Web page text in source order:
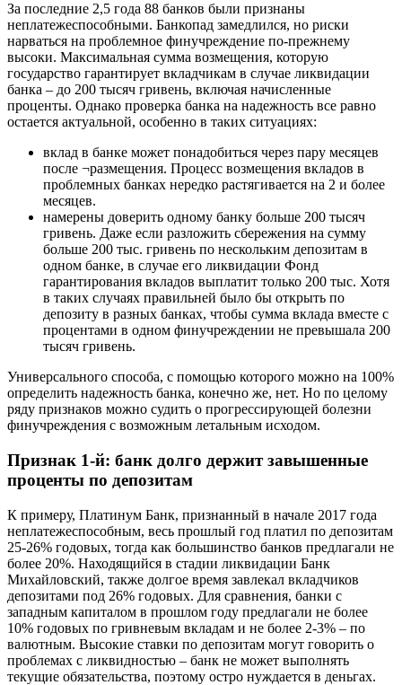
За последние 2,5 года 88 банков были признаны
неплатежеспособными. Банкопад замедлился, но риски
нарваться на проблемное финучреждение по-прежнему
высоки. Максимальная сумма возмещения, которую
государство гарантирует вкладчикам в случае ликвидации
банка – до 200 тысяч гривень, включая начисленные
проценты. Однако проверка банка на надежность все равно
остается актуальной, особенно в таких ситуациях:
вклад в банке может понадобиться через пару месяцев
после ¬размещения. Процесс возмещения вкладов в
проблемных банках нередко растягивается на 2 и более
месяцев.
намерены доверить одному банку больше 200 тысяч
гривень. Даже если разложить сбережения на сумму
больше 200 тыс. гривень по нескольким депозитам в
одном банке, в случае его ликвидации Фонд
гарантирования вкладов выплатит только 200 тыс. Хотя
в таких случаях правильней было бы открыть по
депозиту в разных банках, чтобы сумма вклада вместе с
процентами в одном финучреждении не превышала 200
тысяч гривень.
Универсального способа, с помощью которого можно на 100%
определить надежность банка, конечно же, нет. Но по целому
ряду признаков можно судить о прогрессирующей болезни
финучреждения с возможным летальным исходом.
Признак 1-й: банк долго держит завышенные
проценты по депозитам
К примеру, Платинум Банк, признанный в начале 2017 года
неплатежеспособным, весь прошлый год платил по депозитам
25-26% годовых, тогда как большинство банков предлагали не
более 20%. Находящийся в стадии ликвидации Банк
Михайловский, также долгое время завлекал вкладчиков
депозитами под 26% годовых. Для сравнения, банки с
западным капиталом в прошлом году предлагали не более
10% годовых по гривневым вкладам и не более 2-3% – по
валютным. Высокие ставки по депозитам могут говорить о
проблемах с ликвидностью – банк не может выполнять
текущие обязательства, поэтому остро нуждается в деньгах.